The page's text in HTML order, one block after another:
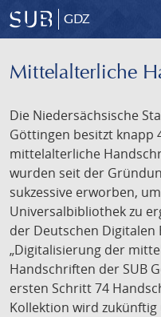
GDZ
Mittelalterliche
Die Niedersächsische
Göttingen besitzt knapp
mittelalterliche
wurden seit der
sukzessive erworben,
Universalbibliothek zu
der Deutschen
„Digitalisierung der
Handschriften der SUB
ersten Schritt 74
Kollektion wird